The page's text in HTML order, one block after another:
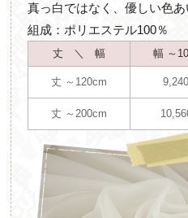
真っ白ではなく、優しい色あ
組成：ポリエステル100％
丈 ＼ 幅 幅 ～
丈 ～120cm
丈 ～200cm